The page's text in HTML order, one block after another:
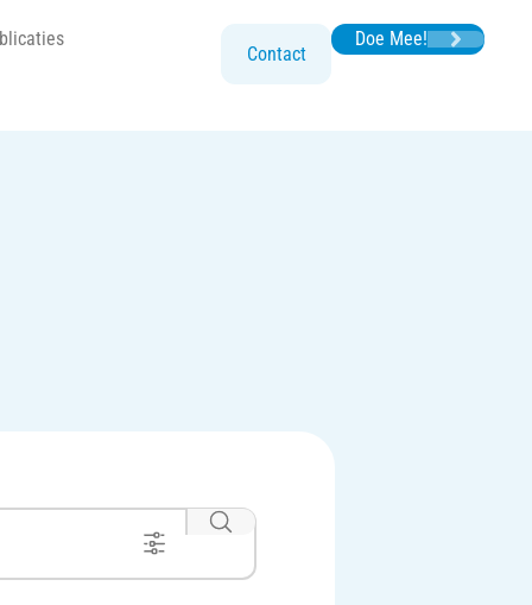
Contact
Doe Mee!